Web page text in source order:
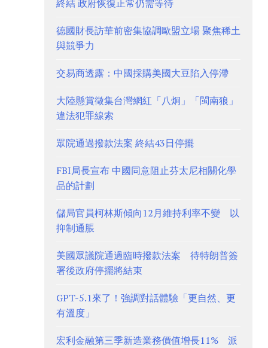
終結 政府恢復正常仍需等待
德國財長訪華前密集協調歐盟立場 聚焦稀土
與競爭力
交易商透露：中國採購美國大豆陷入停滯
大陸懸賞徵集台灣網紅「八炯」「閩南狼」
違法犯罪線索
眾院通過撥款法案 終結43日停擺
FBI局長宣布 中國同意阻止芬太尼相關化學
品的計劃
儲局官員柯林斯傾向12月維持利率不變 以
抑制通脹
美國眾議院通過臨時撥款法案 待特朗普簽
署後政府停擺將結束
GPT-5.1來了！強調對話體驗「更自然、更
有溫度」
宏利金融第三季新造業務價值增長11% 派